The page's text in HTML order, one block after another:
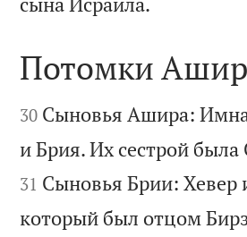

Потомки

30 Сыновья Ашира:
и Брия. Их сестрой была
31 Сыновья Брии: Хевер
который был отцом